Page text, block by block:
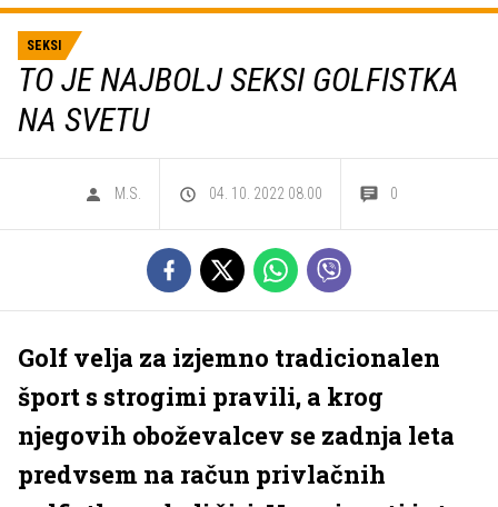
SEKSI
TO JE NAJBOLJ SEKSI GOLFISTKA
NA SVETU
M.S. 04. 10. 2022 08.00 0
Golf velja za izjemno tradicionalen
šport s strogimi pravili, a krog
njegovih oboževalcev se zadnja leta
predvsem na račun privlačnih